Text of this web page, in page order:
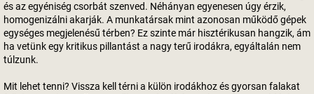
és az egyéniség csorbát szenved. Néhányan egyenesen úgy érzik,
homogenizálni akarják. A munkatársak mint azonosan működő gépek
egységes megjelenésű térben? Ez szinte már hisztérikusan hangzik, ám
ha vetünk egy kritikus pillantást a nagy terű irodákra, egyáltalán nem
túlzunk.
Mit lehet tenni? Vissza kell térni a külön irodákhoz és gyorsan falakat